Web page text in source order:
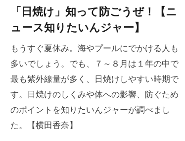
「日焼け」知って防ごうぜ！【ニ
ュース知りたいんジャー】
もうすぐ夏休み。海やプールにでかける人も
多いでしょう。でも、７～８月は１年の中で
最も紫外線量が多く、日焼けしやすい時期で
す。日焼けのしくみや体への影響、防ぐため
のポイントを知りたいんジャーが調べまし
た。【横田香奈】